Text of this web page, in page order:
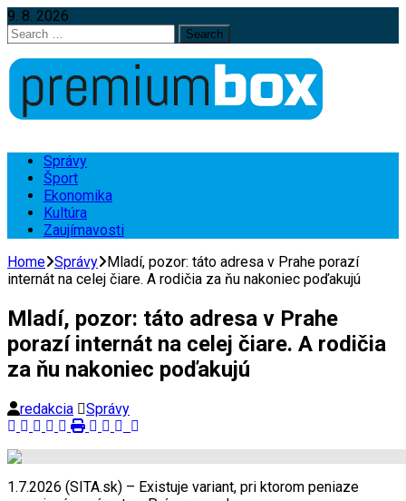
9. 8. 2026
Search
for:
Správy
Šport
Ekonomika
Kultúra
Zaujímavosti
Home Správy Mladí, pozor: táto adresa v Prahe porazí
internát na celej čiare. A rodičia za ňu nakoniec poďakujú
Mladí, pozor: táto adresa v Prahe
porazí internát na celej čiare. A rodičia
za ňu nakoniec poďakujú
redakcia Správy
1.7.2026 (SITA.sk) – Existuje variant, pri ktorom peniaze